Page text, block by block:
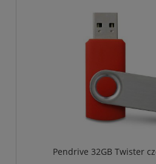
Pendrive 32GB Twister